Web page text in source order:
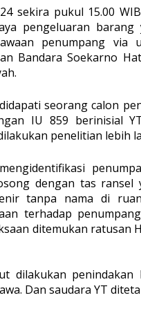
sekira pukul 15.00
pengeluaran barang
penumpang via
Bandara Soekarno
seorang calon
IU 859 berinisial
penelitian lebih
dengan tas ransel
tanpa nama di
terhadap
ditemukan ratusan
dilakukan penindakan
Dan saudara YT